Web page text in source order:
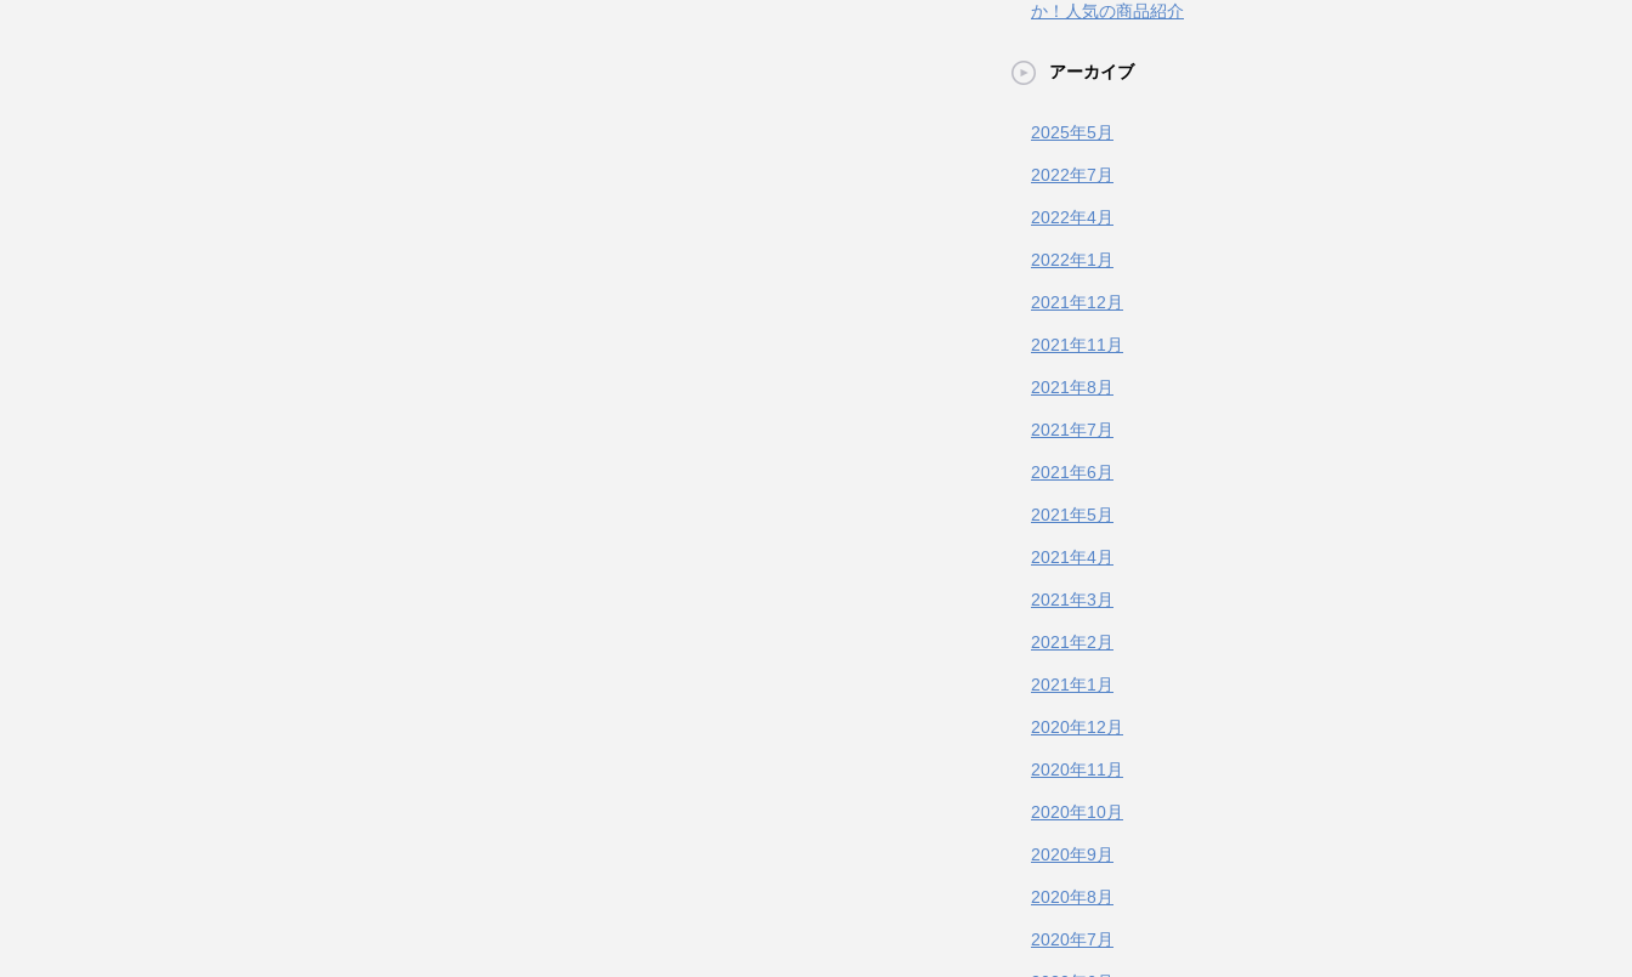
か！人気の商品紹介
アーカイブ
2025年5月
2022年7月
2022年4月
2022年1月
2021年12月
2021年11月
2021年8月
2021年7月
2021年6月
2021年5月
2021年4月
2021年3月
2021年2月
2021年1月
2020年12月
2020年11月
2020年10月
2020年9月
2020年8月
2020年7月